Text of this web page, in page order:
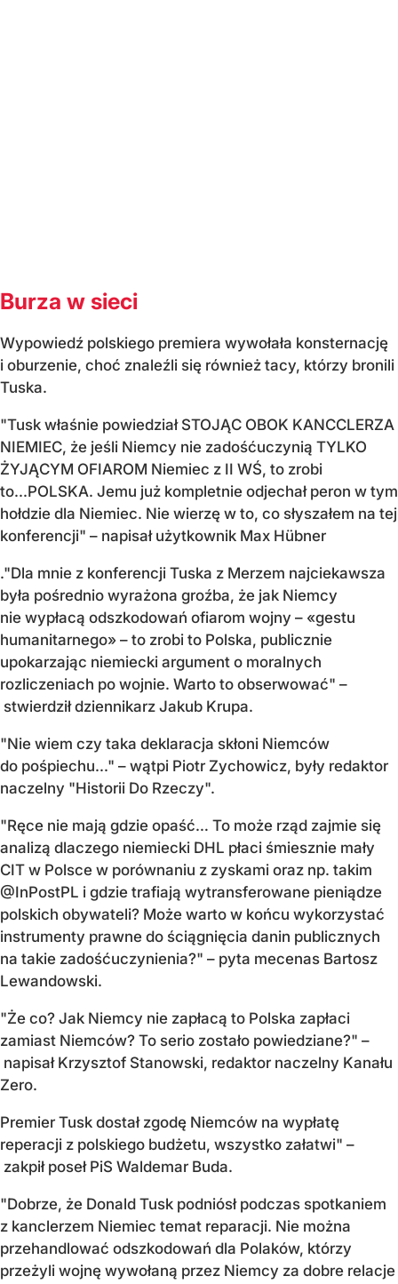
Burza w sieci
Wypowiedź polskiego premiera wywołała konsternację
i oburzenie, choć znaleźli się również tacy, którzy bronili
Tuska.
"Tusk właśnie powiedział STOJĄC OBOK KANCCLERZA
NIEMIEC, że jeśli Niemcy nie zadośćuczynią TYLKO
ŻYJĄCYM OFIAROM Niemiec z II WŚ, to zrobi
to...POLSKA. Jemu już kompletnie odjechał peron w tym
hołdzie dla Niemiec. Nie wierzę w to, co słyszałem na tej
konferencji" – napisał użytkownik Max Hübner
."Dla mnie z konferencji Tuska z Merzem najciekawsza
była pośrednio wyrażona groźba, że jak Niemcy
nie wypłacą odszkodowań ofiarom wojny – «gestu
humanitarnego» – to zrobi to Polska, publicznie
upokarzając niemiecki argument o moralnych
rozliczeniach po wojnie. Warto to obserwować" –
stwierdził dziennikarz Jakub Krupa.
"Nie wiem czy taka deklaracja skłoni Niemców
do pośpiechu..." – wątpi Piotr Zychowicz, były redaktor
naczelny "Historii Do Rzeczy".
"Ręce nie mają gdzie opaść… To może rząd zajmie się
analizą dlaczego niemiecki DHL płaci śmiesznie mały
CIT w Polsce w porównaniu z zyskami oraz np. takim
@InPostPL i gdzie trafiają wytransferowane pieniądze
polskich obywateli? Może warto w końcu wykorzystać
instrumenty prawne do ściągnięcia danin publicznych
na takie zadośćuczynienia?" – pyta mecenas Bartosz
Lewandowski.
"Że co? Jak Niemcy nie zapłacą to Polska zapłaci
zamiast Niemców? To serio zostało powiedziane?" –
napisał Krzysztof Stanowski, redaktor naczelny Kanału
Zero.
Premier Tusk dostał zgodę Niemców na wypłatę
reperacji z polskiego budżetu, wszystko załatwi" –
zakpił poseł PiS Waldemar Buda.
"Dobrze, że Donald Tusk podniósł podczas spotkaniem
z kanclerzem Niemiec temat reparacji. Nie można
przehandlować odszkodowań dla Polaków, którzy
przeżyli wojnę wywołaną przez Niemcy za dobre relacje